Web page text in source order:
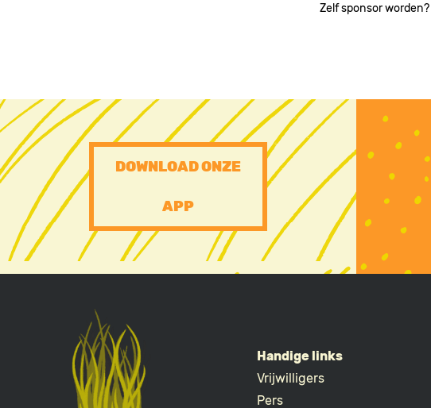
Zelf sponsor
PRE
FOOTER
CTA
DOWNLOAD ONZE
APP
FOOTER
Handige links
Vrijwilligers
Pers